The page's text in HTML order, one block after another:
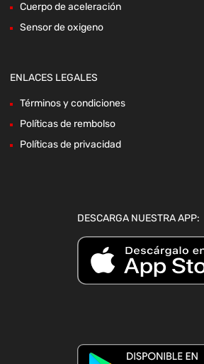
Cuerpo de aceleración
Sensor de oxigeno
ENLACES LEGALES
Términos y condiciones
Políticas de rembolso
Políticas de privacidad
DESCARGA NUESTRA APP: